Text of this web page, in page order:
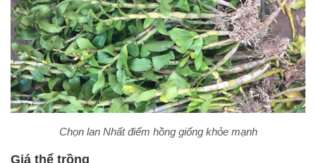
Chọn lan Nhất điểm hồng giống khỏe mạnh
Giá thể trồng